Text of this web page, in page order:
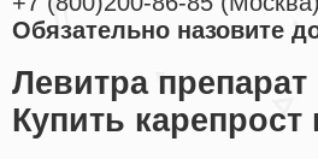
Обязательно назовите
Левитра
Купить карепрост